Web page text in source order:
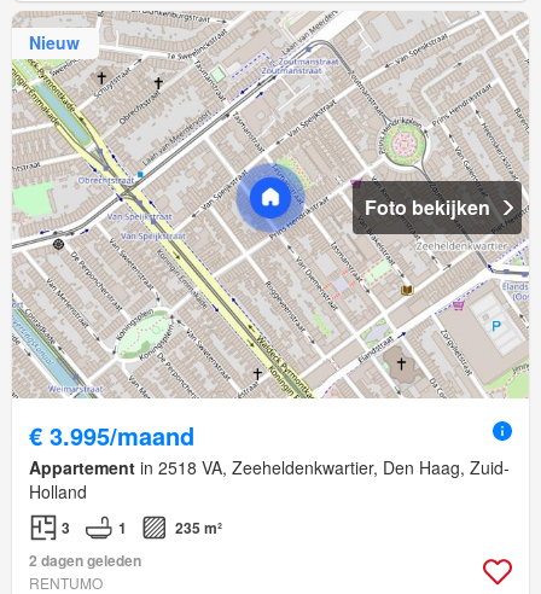
Nieuw
Foto bekijken
€ 3.995/maand
Appartement in 2518 VA, Zeeheldenkwartier, Den Haag, Zuid-
Holland
3 1
235 m²
2 dagen geleden
RENTUMO